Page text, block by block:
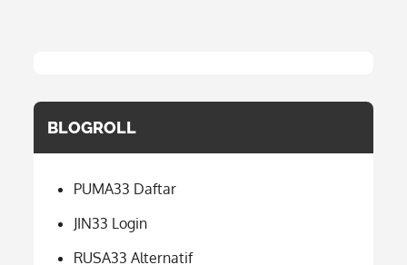
BLOGROLL
PUMA33 Daftar
JIN33 Login
RUSA33 Alternatif